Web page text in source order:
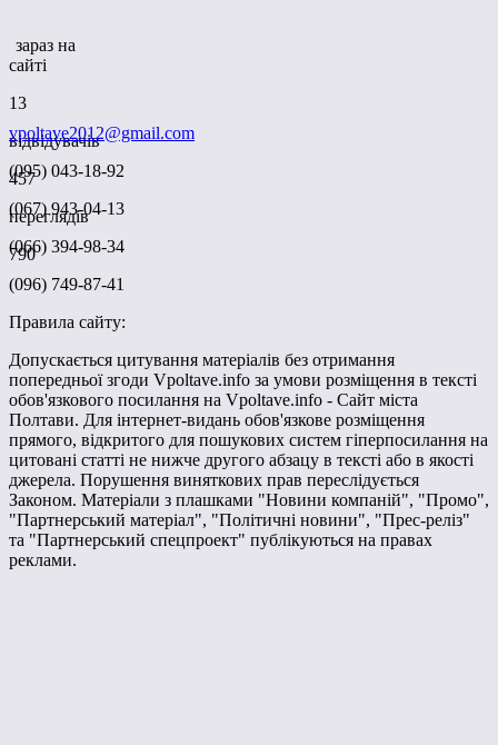
зараз на
сайті
13
відвідувачів
457
переглядів
790
vpoltave2012@gmail.com
(095) 043-18-92
(067) 943-04-13
(066) 394-98-34
(096) 749-87-41
Правила сайту:
Допускається цитування матеріалів без отримання
попередньої згоди Vpoltave.info за умови розміщення в тексті
обов'язкового посилання на Vpoltave.info - Сайт міста
Полтави. Для інтернет-видань обов'язкове розміщення
прямого, відкритого для пошукових систем гіперпосилання на
цитовані статті не нижче другого абзацу в тексті або в якості
джерела. Порушення виняткових прав переслідується
Законом. Матеріали з плашками "Новини компаній", "Промо",
"Партнерський матеріал", "Політичні новини", "Прес-реліз"
та "Партнерський спецпроект" публікуються на правах
реклами.